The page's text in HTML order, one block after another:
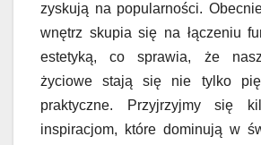
zyskują na popularności.
wnętrz skupia się na łączeniu
estetyką, co sprawia, że
życiowe stają się nie tylko
praktyczne. Przyjrzyjmy się
inspiracjom, które dominują w